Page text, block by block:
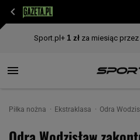
Piłka nożna Ekstraklasa Odra